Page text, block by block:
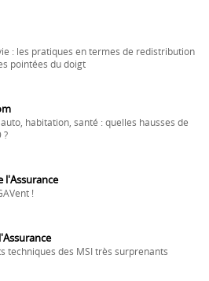
: les pratiques en termes de redistribution
pointées du doigt
habitation, santé : quelles hausses de
?
l'Assurance
!
techniques des MSI très surprenants